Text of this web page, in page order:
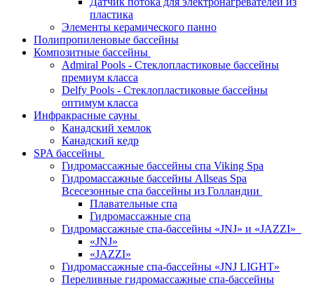
пластика
Элементы керамического панно
Полипропиленовые бассейны
Композитные бассейны
Admiral Pools - Стеклопластиковые бассейны
премиум класса
Delfy Pools - Стеклопластиковые бассейны
оптимум класса
Инфракрасные сауны
Канадский хемлок
Канадский кедр
SPA бассейны
Гидромассажные бассейны спа Viking Spa
Гидромассажные бассейны Allseas Spa
Всесезонные спа бассейны из Голландии
Плавательные спа
Гидромассажные спа
Гидромассажные спа-бассейны «JNJ» и «JAZZI»
«JNJ»
«JAZZI»
Гидромассажные спа-бассейны «JNJ LIGHT»
Переливные гидромассажные спа-бассейны